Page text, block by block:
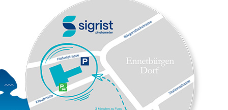
auf dem Labortisch
Einer Messbarkeit aller
gängigen Flaschen
Die überzeugende Messtechnik zeigt
sich in der Kombination von
hochwertigen, optischen
Komponenten mit der bewährten